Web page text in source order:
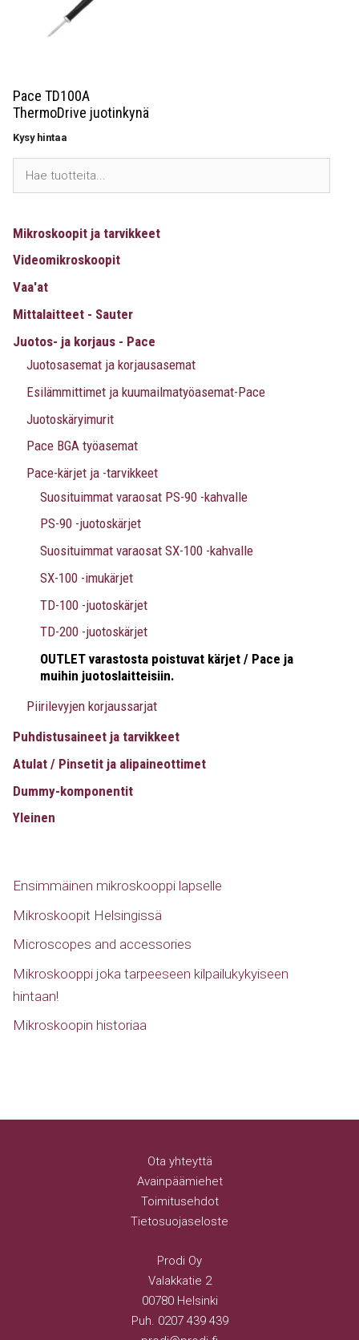
Pace TD100A
ThermoDrive juotinkynä
Kysy hintaa
Mikroskoopit ja tarvikkeet
Videomikroskoopit
Vaa'at
Mittalaitteet - Sauter
Juotos- ja korjaus - Pace
Juotosasemat ja korjausasemat
Esilämmittimet ja kuumailmatyöasemat-Pace
Juotoskäryimurit
Pace BGA työasemat
Pace-kärjet ja -tarvikkeet
Suosituimmat varaosat PS-90 -kahvalle
PS-90 -juotoskärjet
Suosituimmat varaosat SX-100 -kahvalle
SX-100 -imukärjet
TD-100 -juotoskärjet
TD-200 -juotoskärjet
OUTLET varastosta poistuvat kärjet / Pace ja
muihin juotoslaitteisiin.
Piirilevyjen korjaussarjat
Puhdistusaineet ja tarvikkeet
Atulat / Pinsetit ja alipaineottimet
Dummy-komponentit
Yleinen
Ensimmäinen mikroskooppi lapselle
Mikroskoopit Helsingissä
Microscopes and accessories
Mikroskooppi joka tarpeeseen kilpailukykyiseen
hintaan!
Mikroskoopin historiaa
Ota yhteyttä
Avainpäämiehet
Toimitusehdot
Tietosuojaseloste
Prodi Oy
Valakkatie 2
00780 Helsinki
Puh. 0207 439 439